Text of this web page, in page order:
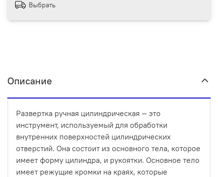
Выбрать
Описание
Развертка ручная цилиндрическая — это
инструмент, используемый для обработки
внутренних поверхностей цилиндрических
отверстий. Она состоит из основного тела, которое
имеет форму цилиндра, и рукоятки. Основное тело
имеет режущие кромки на краях, которые